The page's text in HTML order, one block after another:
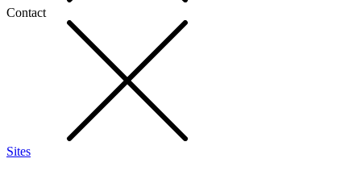
Contact
Sites